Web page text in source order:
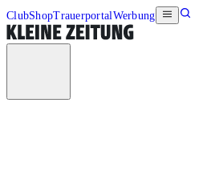
ClubShopTrauerportalWerbung